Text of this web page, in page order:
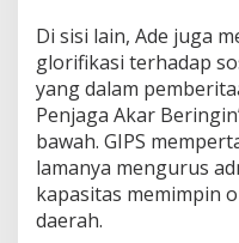
h
K
a
p
a
s
i
t
Di sisi lain, Ade juga
glorifikasi terhadap
yang dalam
Penjaga Akar
bawah. GIPS
lamanya mengurus
kapasitas memimpin
daerah.